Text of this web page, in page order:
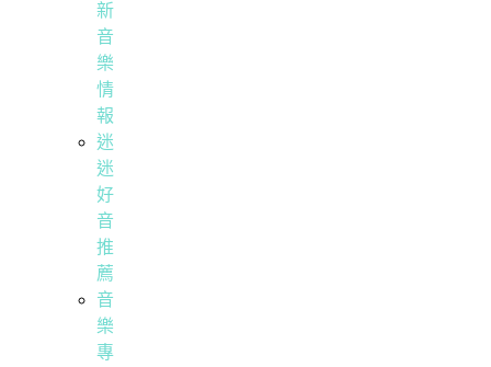
新
音
樂
情
報
迷
迷
好
音
推
薦
音
樂
專